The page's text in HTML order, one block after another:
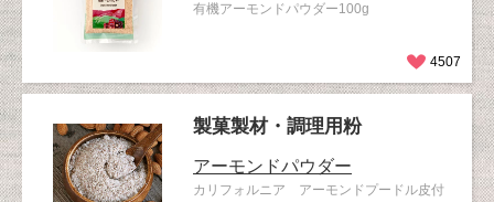
有機アーモンドパウダー100g
4507
製菓製材・調理用粉
アーモンドパウダー
カリフォルニア アーモンドプードル皮付